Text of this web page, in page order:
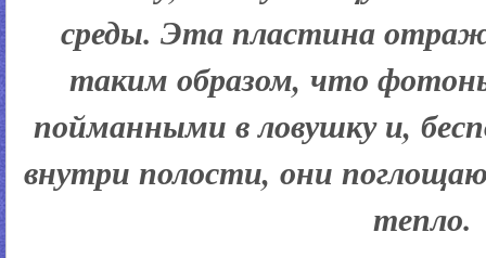
среды. Эта пластина
таким образом, что
пойманными в ловушку и,
внутри полости, они
тепло.